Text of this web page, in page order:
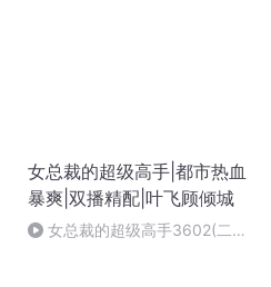
女总裁的超级高手|都市热血
暴爽|双播精配|叶飞顾倾城
女总裁的超级高手3602(二)